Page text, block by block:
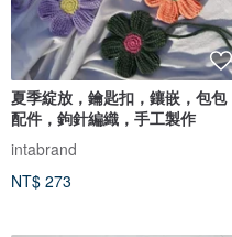
夏季綻放，鑰匙扣，鑲嵌，包包
配件，鉤針編織，手工製作
intabrand
NT$ 273